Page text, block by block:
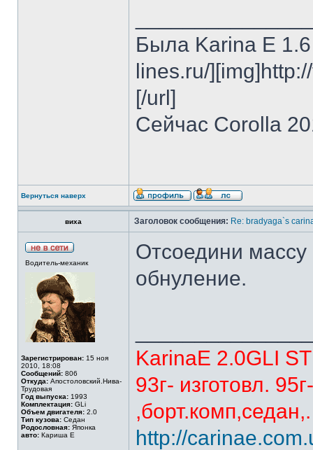
Была Karina E
lines.ru/
[/url]
Сейчас Corolla
Вернуться наверх
виха Заголовок сообщения: Re: bradyaga`s
Водитель-механик
Зарегистрирован: 15 ноя
2010, 18:08
Сообщений: 806
Откуда: Апостоловский.Нива-
Трудовая
Год выпуска: 1993
Комплектация: GLi
Объем двигателя: 2.0
Тип кузова: Седан
Родословная: Японка
авто: Кариша Е
Отсоедини массу
обнуление.
KarinaE 2.0GLI
93г- изготовл.
,борт.комп,седан,.
http://